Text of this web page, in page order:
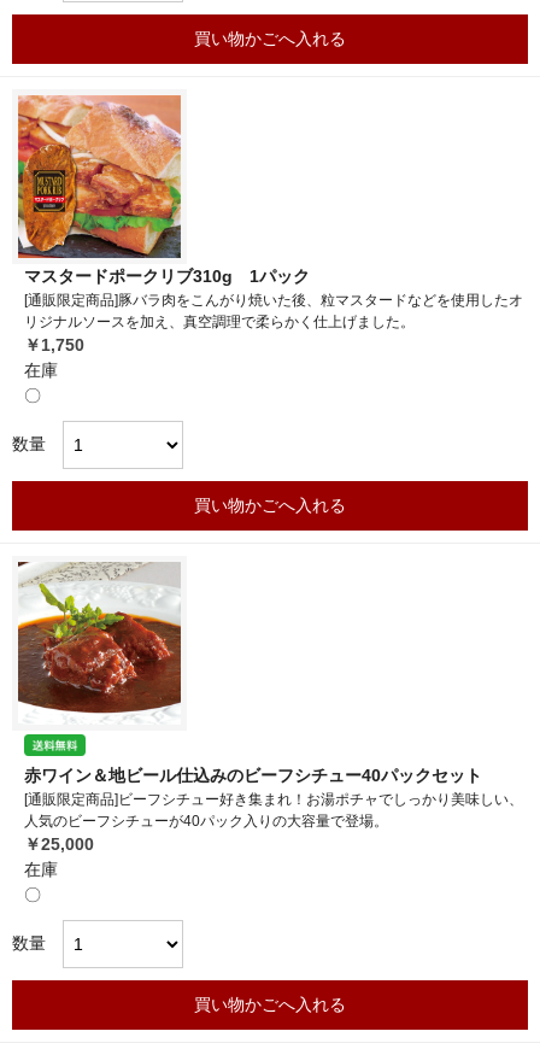
買い物かごへ入れる
マスタードポークリブ310g 1パック
[通販限定商品]豚バラ肉をこんがり焼いた後、粒マスタードなどを使用したオ
リジナルソースを加え、真空調理で柔らかく仕上げました。
￥1,750
在庫
〇
数量
買い物かごへ入れる
赤ワイン＆地ビール仕込みのビーフシチュー40パックセット
[通販限定商品]ビーフシチュー好き集まれ！お湯ポチャでしっかり美味しい、
人気のビーフシチューが40パック入りの大容量で登場。
￥25,000
在庫
〇
数量
買い物かごへ入れる